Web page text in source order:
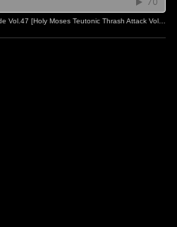
Vol.47 [Holy Moses Teutonic Thrash Attack Vol.2]